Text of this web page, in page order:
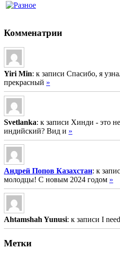
Комменатрии
Yiri Min: к записи Спасибо, я
прекрасный »
Svetlanka: к записи Хинди - это
индийский? Вид и »
Андрей Попов Казахстан: к
молодцы! С новым 2024 годом »
Ahtamshah Yunusi: к записи I
Метки